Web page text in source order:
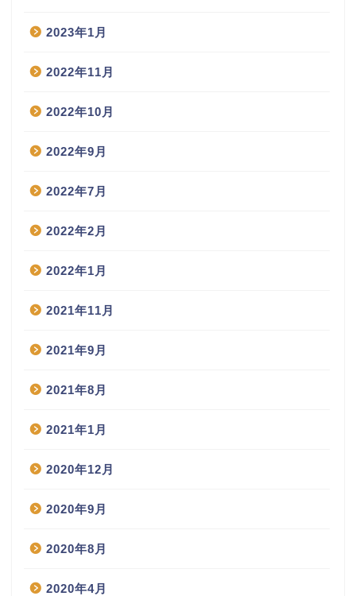
2023年1月
2022年11月
2022年10月
2022年9月
2022年7月
2022年2月
2022年1月
2021年11月
2021年9月
2021年8月
2021年1月
2020年12月
2020年9月
2020年8月
2020年4月